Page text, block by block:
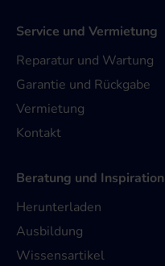
Service und Vermietung
Reparatur und Wartung
Garantie und Rückgabe
Vermietung
Kontakt
Beratung und Inspiration
Herunterladen
Ausbildung
Wissensartikel